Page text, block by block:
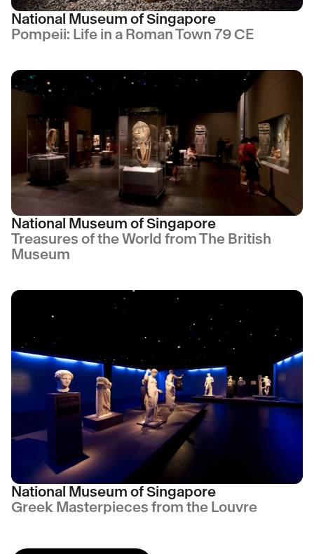
National Museum of Singapore
Pompeii: Life in a Roman Town 79 CE
National Museum of Singapore
Treasures of the World from The British
Museum
National Museum of Singapore
Greek Masterpieces from the Louvre